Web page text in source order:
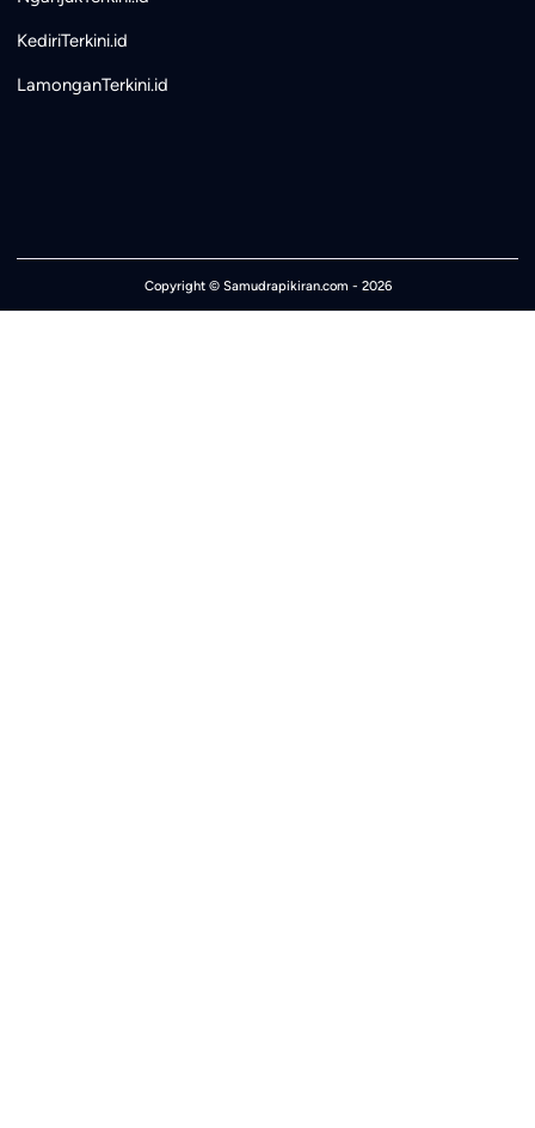
KediriTerkini.id
LamonganTerkini.id
Copyright © Samudrapikiran.com - 2026